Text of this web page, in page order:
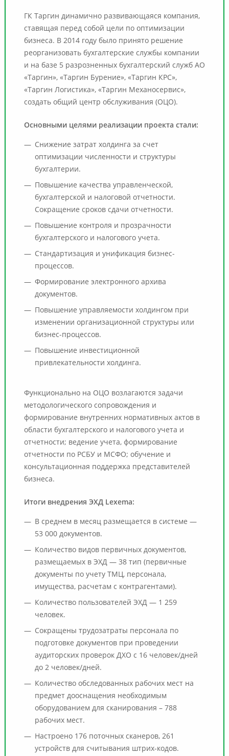
ГК Таргин динамично развивающаяся компания,
ставящая перед собой цели по оптимизации
бизнеса. В 2014 году было принято решение
реорганизовать бухгалтерские службы компании
и на базе 5 разрозненных бухгалтерский служб АО
«Таргин», «Таргин Бурение», «Таргин КРС»,
«Таргин Логистика», «Таргин Механосервис»,
создать общий центр обслуживания (ОЦО).
Основными целями реализации проекта стали:
Снижение затрат холдинга за счет
оптимизации численности и структуры
бухгалтерии.
Повышение качества управленческой,
бухгалтерской и налоговой отчетности.
Сокращение сроков сдачи отчетности.
Повышение контроля и прозрачности
бухгалтерского и налогового учета.
Стандартизация и унификация бизнес-
процессов.
Формирование электронного архива
документов.
Повышение управляемости холдингом при
изменении организационной структуры или
бизнес-процессов.
Повышение инвестиционной
привлекательности холдинга.
Функционально на ОЦО возлагаются задачи
методологического сопровождения и
формирование внутренних нормативных актов в
области бухгалтерского и налогового учета и
отчетности; ведение учета, формирование
отчетности по РСБУ и МСФО; обучение и
консультационная поддержка представителей
бизнеса.
Итоги внедрения ЭХД Lexema:
В среднем в месяц размещается в системе —
53 000 документов.
Количество видов первичных документов,
размещаемых в ЭХД — 38 тип (первичные
документы по учету ТМЦ, персонала,
имущества, расчетам с контрагентами).
Количество пользователей ЭХД — 1 259
человек.
Сокращены трудозатраты персонала по
подготовке документов при проведении
аудиторских проверок ДХО с 16 человек/дней
до 2 человек/дней.
Количество обследованных рабочих мест на
предмет дооснащения необходимым
оборудованием для сканирования – 788
рабочих мест.
Настроено 176 поточных сканеров, 261
устройств для считывания штрих-кодов.